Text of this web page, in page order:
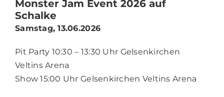
Monster Jam Event 2026 auf
Schalke
Samstag, 13.06.2026
Pit Party 10:30 – 13:30 Uhr Gelsenkirchen
Veltins Arena
Show 15:00 Uhr Gelsenkirchen Veltins Arena